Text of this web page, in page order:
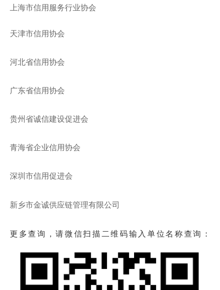
上海市信用服务行业协会
天津市信用协会
河北省信用协会
广东省信用协会
贵州省诚信建设促进会
青海省企业信用协会
深圳市信用促进会
新乡市金诚供应链管理有限公司
更多查询，请微信扫描二维码输入单位名称查询：